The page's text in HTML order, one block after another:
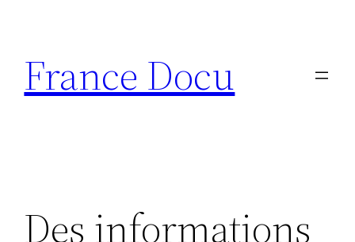
contenu
France Docu
Des informations